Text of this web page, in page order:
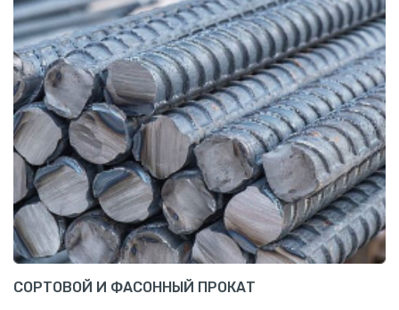
СОРТОВОЙ И ФАСОННЫЙ ПРОКАТ